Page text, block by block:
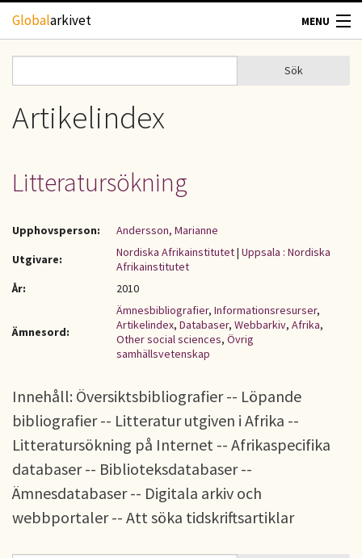
Hoppa till huvudinnehåll
Globalarkivet MENU
TIDSKRIFTER
GEOGRAFI
UPPHOVSRÄTT
OM OSS
Sökformulär
Sök
Artikelindex
Litteratursökning
Upphovsperson:
Andersson, Marianne
Utgivare:
Nordiska Afrikainstitutet| Uppsala : Nordiska
Afrikainstitutet
År:
2010
Ämnesord:
Ämnesbibliografier, Informationsresurser,
Artikelindex, Databaser, Webbarkiv, Afrika,
Other social sciences, Övrig
samhällsvetenskap
Innehåll: Översiktsbibliografier -- Löpande
bibliografier -- Litteratur utgiven i Afrika --
Litteratursökning på Internet -- Afrikaspecifika
databaser -- Biblioteksdatabaser --
Ämnesdatabaser -- Digitala arkiv och
webbportaler -- Att söka tidskriftsartiklar